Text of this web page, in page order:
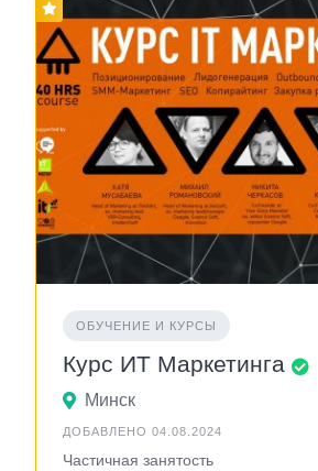
ОБУЧЕНИЕ И КУРСЫ
Курс ИТ Маркетинга
Минск
ДОБАВЛЕНО 04.08.2024
Частичная занятость